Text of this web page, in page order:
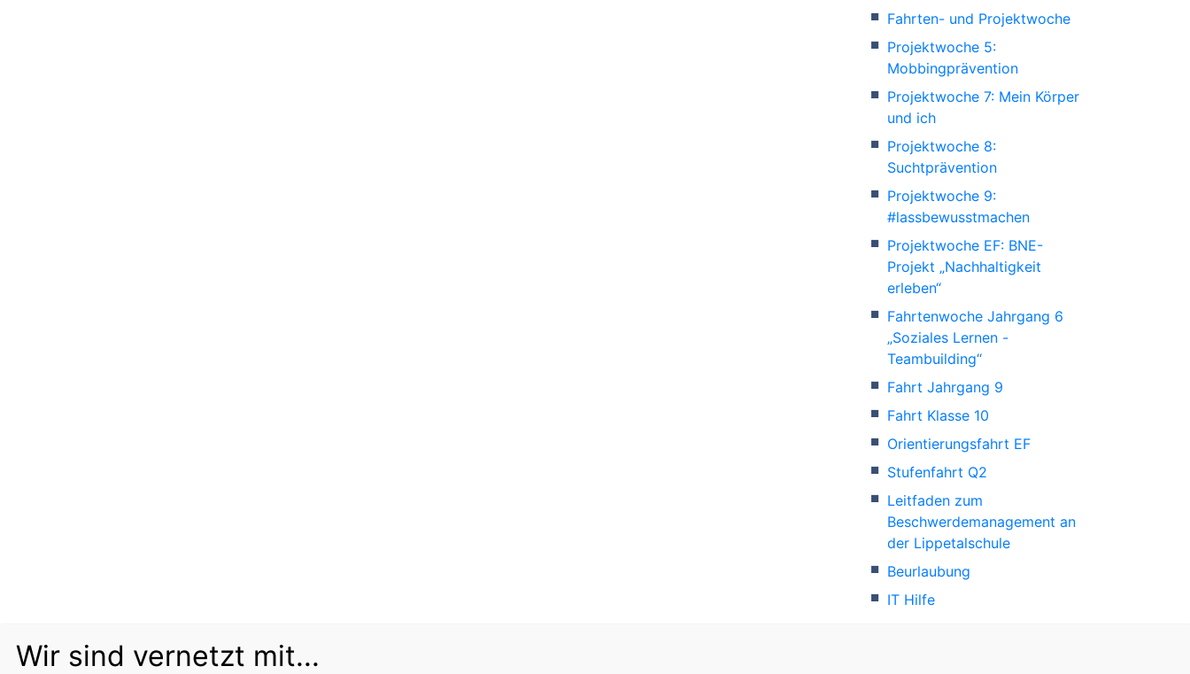
Fahrten- und Projektwoche
Projektwoche 5:
Mobbingprävention
Projektwoche 7: Mein Körper
und ich
Projektwoche 8:
Suchtprävention
Projektwoche 9:
#lassbewusstmachen
Projektwoche EF: BNE-
Projekt „Nachhaltigkeit
erleben“
Fahrtenwoche Jahrgang 6
„Soziales Lernen -
Teambuilding“
Fahrt Jahrgang 9
Fahrt Klasse 10
Orientierungsfahrt EF
Stufenfahrt Q2
Leitfaden zum
Beschwerdemanagement an
der Lippetalschule
Beurlaubung
IT Hilfe
Wir sind vernetzt mit...